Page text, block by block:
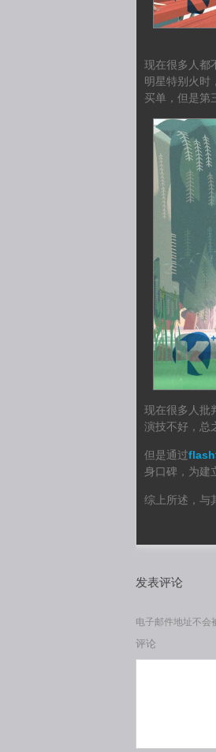
现在很多人都
明星特别火时
买单，但是第
现在很多人批
演技不好，总
但是通过flash
身口碑，为建
综上所述，与
发表评论
电子邮件地址不会
评论